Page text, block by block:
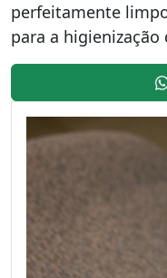
perfeitamente
para a higienização